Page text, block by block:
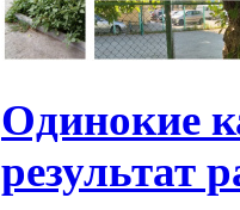
Одинокие
результат